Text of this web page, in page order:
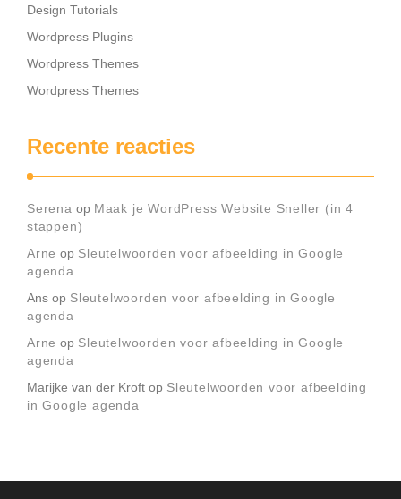
Design Tutorials
Wordpress Plugins
Wordpress Themes
Wordpress Themes
Recente reacties
Serena op Maak je WordPress Website Sneller (in 4
stappen)
Arne op Sleutelwoorden voor afbeelding in Google
agenda
Ans op Sleutelwoorden voor afbeelding in Google
agenda
Arne op Sleutelwoorden voor afbeelding in Google
agenda
Marijke van der Kroft op Sleutelwoorden voor afbeelding
in Google agenda